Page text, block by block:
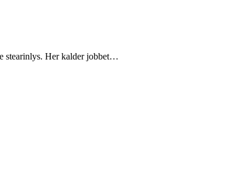
stearinlys. Her kalder jobbet…